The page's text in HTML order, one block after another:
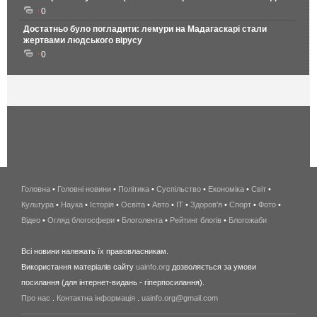
0
Достатньо було погладити: лемури на Мадагаскарі стали
жертвами людського вірусу
0
беспроводной
интернет
киев
wimax
в
Головна • Головні новини • Політика • Суспільство • Економіка • Світ •
Культура • Наука • Історія • Освіта • Авто • IT • Здоров'я • Спорт • Фото •
Відео • Огляд блогосфери • Блоголента • Рейтинг блогів • Блогожаби
Всі новини належать їх правовласникам.
Використання матеріалів сайту uainfo.org дозволяється за умови
посилання (для інтернет-видань - гіперпосилання).
Про нас
Контактна інформація uainfo.org@gmail.com